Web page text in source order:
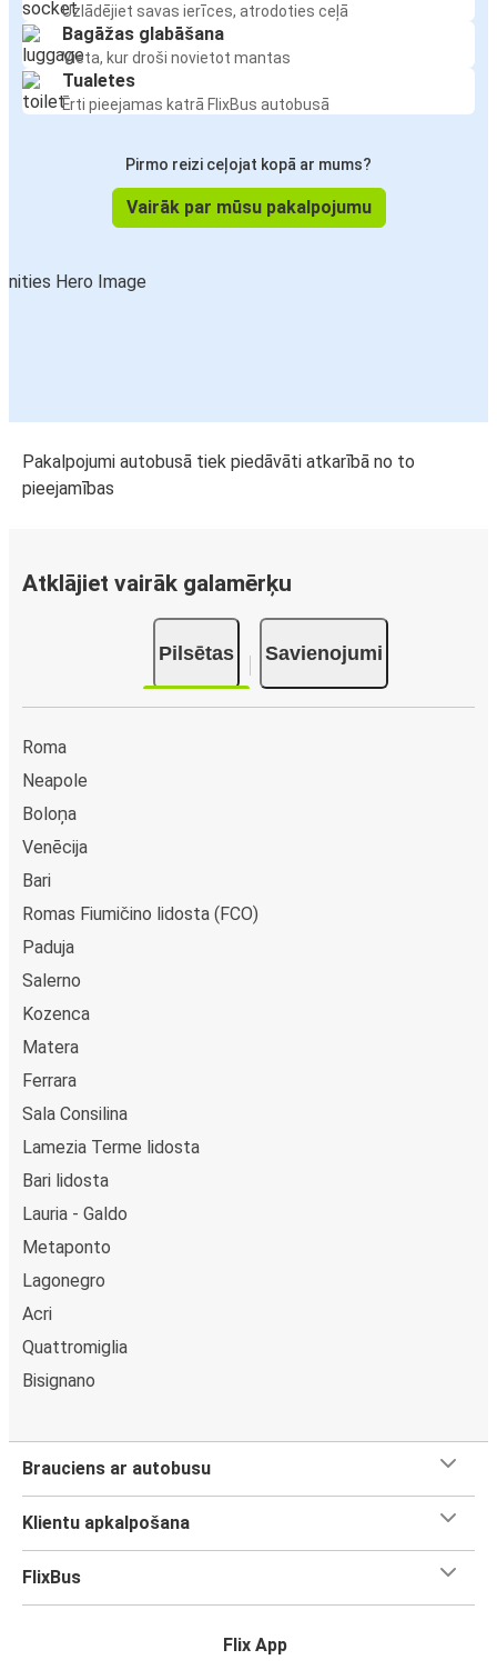
Uzlādējiet savas ierīces, atrodoties ceļā
Bagāžas glabāšana
Vieta, kur droši novietot mantas
Tualetes
Ērti pieejamas katrā FlixBus autobusā
Pirmo reizi ceļojat kopā ar mums?
Vairāk par mūsu pakalpojumu
Pakalpojumi autobusā tiek piedāvāti atkarībā no to
pieejamības
Atklājiet vairāk galamērķu
Pilsētas Savienojumi
Roma
Neapole
Boloņa
Venēcija
Bari
Romas Fiumičino lidosta (FCO)
Paduja
Salerno
Kozenca
Matera
Ferrara
Sala Consilina
Lamezia Terme lidosta
Bari lidosta
Lauria - Galdo
Metaponto
Lagonegro
Acri
Quattromiglia
Bisignano
Brauciens ar autobusu
Klientu apkalpošana
FlixBus
Flix App